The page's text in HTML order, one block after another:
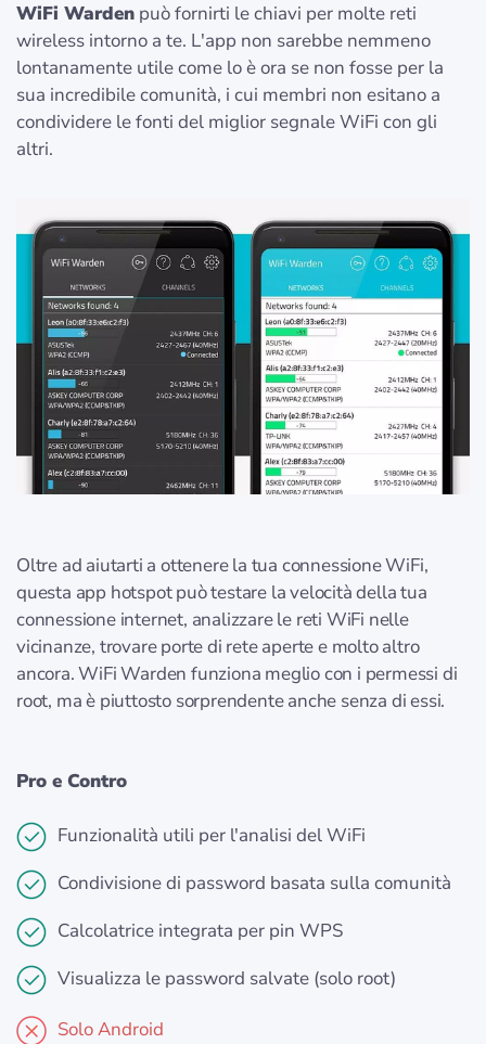
WiFi Warden può fornirti le chiavi per molte reti
wireless intorno a te. L'app non sarebbe nemmeno
lontanamente utile come lo è ora se non fosse per la
sua incredibile comunità, i cui membri non esitano a
condividere le fonti del miglior segnale WiFi con gli
altri.
Oltre ad aiutarti a ottenere la tua connessione WiFi,
questa app hotspot può testare la velocità della tua
connessione internet, analizzare le reti WiFi nelle
vicinanze, trovare porte di rete aperte e molto altro
ancora. WiFi Warden funziona meglio con i permessi di
root, ma è piuttosto sorprendente anche senza di essi.
Pro e Contro
Funzionalità utili per l'analisi del WiFi
Condivisione di password basata sulla comunità
Calcolatrice integrata per pin WPS
Visualizza le password salvate (solo root)
Solo Android